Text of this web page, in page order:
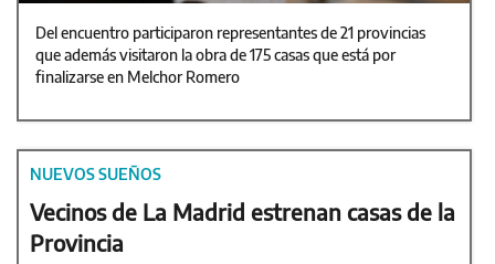
Del encuentro participaron representantes de 21 provincias
que además visitaron la obra de 175 casas que está por
finalizarse en Melchor Romero
NUEVOS SUEÑOS
Vecinos de La Madrid estrenan casas de la
Provincia